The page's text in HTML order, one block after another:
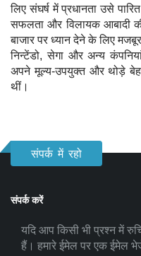
लिए संघर्ष में प्रधानता उसे
सफलता और विलायक आबादी की
बाजार पर ध्यान देने के लिए
निन्टेंडो, सेगा और अन्य
अपने मूल्य-उपयुक्त और थोड़े
थीं।
संपर्क में रहो
संपर्क करें
यदि आप किसी भी प्रश्न में
हैं। हमारे ईमेल पर एक ईमेल